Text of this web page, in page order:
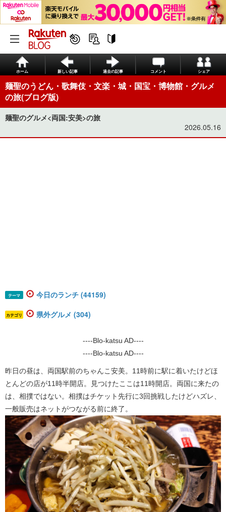
ホーム 新しい記事 過去の記事 コメント シェア
麺聖のうどん・歌舞伎・文楽・城・国宝・博物館・グルメ
の旅(ブログ版)
麺聖のグルメ<両国:安美>の旅
2026.05.16
テーマ 今日のランチ (44159)
カテゴリ 県外グルメ (304)
----Blo-katsu AD----
----Blo-katsu AD----
昨日の昼は、両国駅前のちゃんこ安美。11時前に駅に着いたけどほ
とんどの店が11時半開店。見つけたここは11時開店。両国に来たの
は、相撲ではない。相撲はチケット先行に3回挑戦したけどハズレ、
一般販売はネットがつながる前に終了。